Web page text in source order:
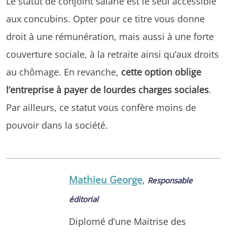
aux concubins. Opter pour ce titre vous donne
droit à une rémunération, mais aussi à une forte
couverture sociale, à la retraite ainsi qu’aux droits
au chômage. En revanche, cette option oblige
l’entreprise à payer de lourdes charges sociales.
Par ailleurs, ce statut vous confère moins de
pouvoir dans la société.
Mathieu George, Responsable
éditorial
Diplomé d’une Maitrise des